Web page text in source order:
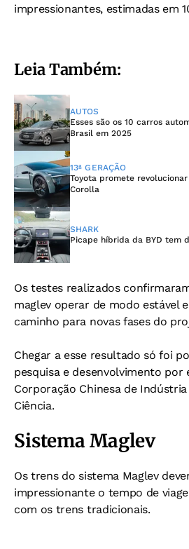
impressionantes, estimadas em
Leia Também:
AUTOS
Esses são os 10 carros
Brasil em 2025
13ª GERAÇÃO
Toyota promete
Corolla
SHARK
Picape híbrida da BYD tem
Os testes realizados
maglev operar de modo estável
caminho para novas fases do
Chegar a esse resultado só foi
pesquisa e desenvolvimento por
Corporação Chinesa de
Ciência.
Sistema Maglev
Os trens do sistema Maglev
impressionante o tempo de
com os trens tradicionais.